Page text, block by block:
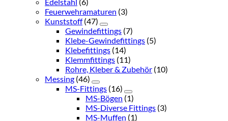
Feuerwehramaturen (3)
Kunststoff (47)
Gewindefittings (7)
Klebe-Gewindefittings (5)
Klebefittings (14)
Klemmfittings (11)
Rohre, Kleber & Zubehör (10)
Messing (46)
MS-Fittings (16)
MS-Bögen (1)
MS-Diverse Fittings (3)
MS-Muffen (1)